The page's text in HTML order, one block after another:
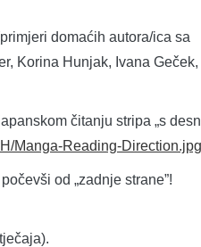
domaćih autora/ica sa
Korina Hunjak, Ivana Geček,
čitanju stripa „s
Manga-Reading-Direction.jpg
od „zadnje strane”!